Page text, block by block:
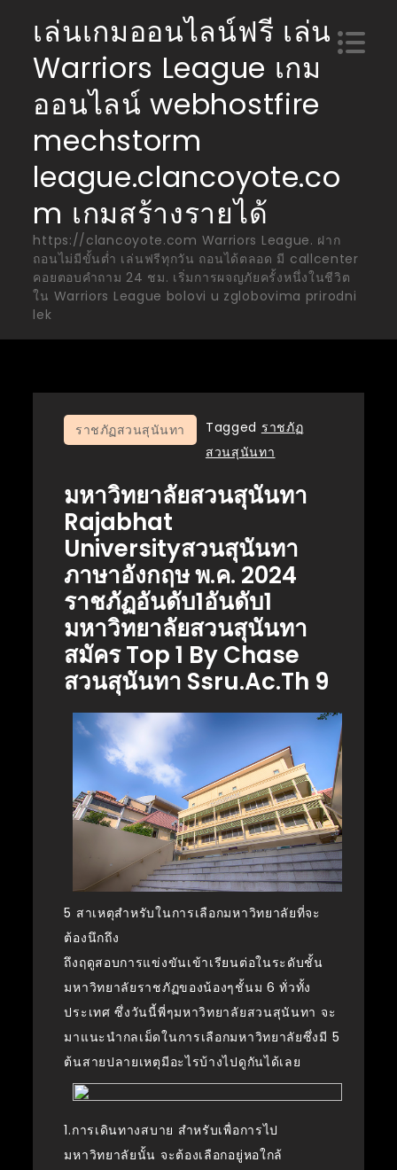
content
เล่นเกมออนไลน์ฟรี เล่น
Warriors League เกม
ออนไลน์ webhostfire
mechstorm
league.clancoyote.co
m เกมสร้างรายได้
https://clancoyote.com Warriors League. ฝาก
ถอนไม่มีขั้นต่ำ เล่นฟรีทุกวัน ถอนได้ตลอด มี callcenter
คอยตอบคำถาม 24 ชม. เริ่มการผจญภัยครั้งหนึ่งในชีวิต
ใน Warriors League bolovi u zglobovima prirodni
lek
ราชภัฏสวนสุนันทา Tagged ราชภัฏ
สวนสุนันทา
มหาวิทยาลัยสวนสุนันทา
Rajabhat
Universityสวนสุนันทา
ภาษาอังกฤษ พ.ค. 2024
ราชภัฏอันดับ1อันดับ1
มหาวิทยาลัยสวนสุนันทา
สมัคร Top 1 By Chase
สวนสุนันทา Ssru.ac.th 9
5 สาเหตุสำหรับในการเลือกมหาวิทยาลัยที่จะ
ต้องนึกถึง
ถึงฤดูสอบการแข่งขันเข้าเรียนต่อในระดับชั้น
มหาวิทยาลัยราชภัฏของน้องๆชั้นม 6 ทั่วทั้ง
ประเทศ ซึ่งวันนี้พี่ๆมหาวิทยาลัยสวนสุนันทา จะ
มาแนะนำกลเม็ดในการเลือกมหาวิทยาลัยซึ่งมี 5
ต้นสายปลายเหตุมีอะไรบ้างไปดูกันได้เลย
1.การเดินทางสบาย สำหรับเพื่อการไป
มหาวิทยาลัยนั้น จะต้องเลือกอยู่หอใกล้